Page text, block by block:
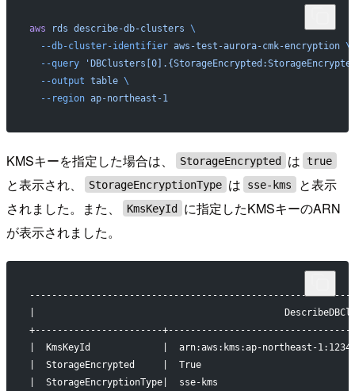
aws rds describe-db-clusters \
  --db-cluster-identifier
aws-test-aurora-cmk-encryption \
  --query
  --output
table \
  --region
ap-northeast-1
KMSキーを指定した場合は、 StorageEncrypted は true
と表示され、 StorageEncryptionType は sse-kms
と表示
されました。また、
KmsKeyId
に指定したKMSキーのARN
が表示されました。
|
+-----------------------
|  KmsKeyId             |  arn:aws:kms:ap-northeast-
|  StorageEncrypted     |  True
|  StorageEncryptionType|  sse-kms